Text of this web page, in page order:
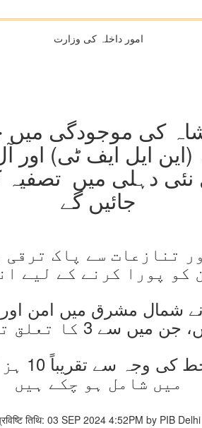
امور داخلہ کی وزارت
کی موجودگی میں
ایل ایف ٹی) اور
نئی دہلی میں
جائیں گے
تنازعات سے پاک
کو پورا کرنے کے لیے
کا تعلق تریپورہ سے ہے
میں شامل ہو چکے ہیں
तिथि: 03 SEP 2024 4:52PM by PIB Delhi